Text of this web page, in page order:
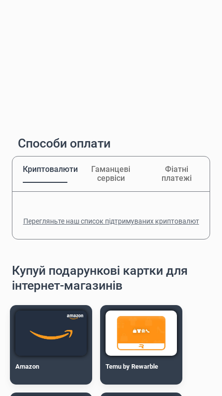
Способи оплати
Криптовалюти
Гаманцеві
сервіси
Фіатні
платежі
Перегляньте наш список підтримуваних криптовалют
Купуй подарункові картки для
інтернет-магазинів
Amazon Temu by Rewarble